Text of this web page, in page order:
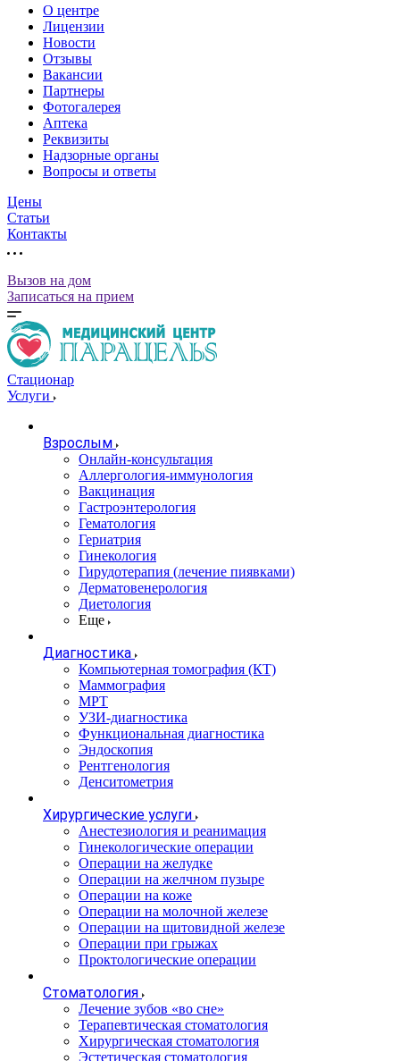
О центре
Лицензии
Новости
Отзывы
Вакансии
Партнеры
Фотогалерея
Аптека
Реквизиты
Надзорные органы
Вопросы и ответы
Цены
Статьи
Контакты
Вызов на дом
Записаться на прием
Стационар
Услуги
Взрослым
Онлайн-консультация
Аллергология-иммунология
Вакцинация
Гастроэнтерология
Гематология
Гериатрия
Гинекология
Гирудотерапия (лечение пиявками)
Дерматовенерология
Диетология
Еще
Диагностика
Компьютерная томография (КТ)
Маммография
МРТ
УЗИ-диагностика
Функциональная диагностика
Эндоскопия
Рентгенология
Денситометрия
Хирургические услуги
Анестезиология и реанимация
Гинекологические операции
Операции на желудке
Операции на желчном пузыре
Операции на коже
Операции на молочной железе
Операции на щитовидной железе
Операции при грыжах
Проктологические операции
Стоматология
Лечение зубов «во сне»
Терапевтическая стоматология
Хирургическая стоматология
Эстетическая стоматология